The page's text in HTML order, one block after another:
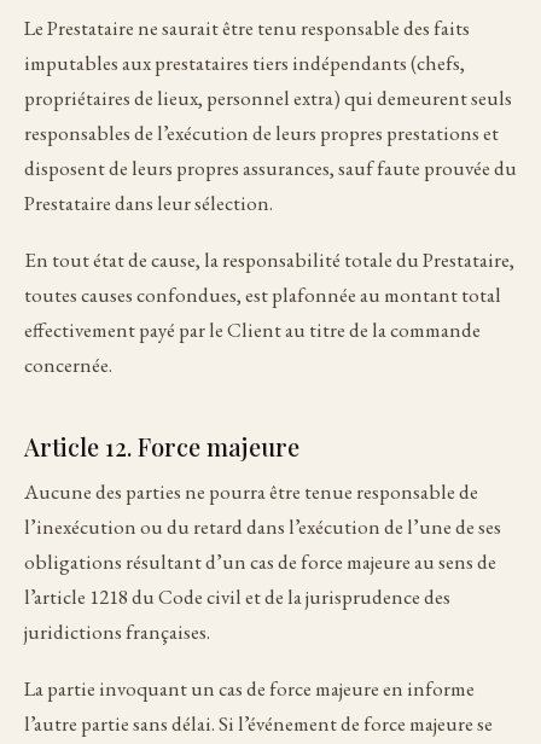
Le Prestataire ne saurait être tenu responsable des faits
imputables aux prestataires tiers indépendants (chefs,
propriétaires de lieux, personnel extra) qui demeurent seuls
responsables de l’exécution de leurs propres prestations et
disposent de leurs propres assurances, sauf faute prouvée du
Prestataire dans leur sélection.
En tout état de cause, la responsabilité totale du Prestataire,
toutes causes confondues, est plafonnée au montant total
effectivement payé par le Client au titre de la commande
concernée.
Article 12. Force majeure
Aucune des parties ne pourra être tenue responsable de
l’inexécution ou du retard dans l’exécution de l’une de ses
obligations résultant d’un cas de force majeure au sens de
l’article 1218 du Code civil et de la jurisprudence des
juridictions françaises.
La partie invoquant un cas de force majeure en informe
l’autre partie sans délai. Si l’événement de force majeure se